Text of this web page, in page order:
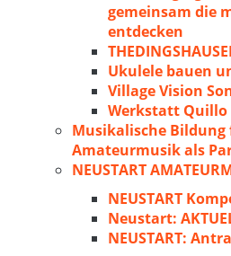
gemeinsam die
entdecken
Ukulele bauen
Village Vision
Werkstatt Quillo
Musikalische Bildung
Amateurmusik als
NEUSTART
NEUSTART
Neustart:
NEUSTART: